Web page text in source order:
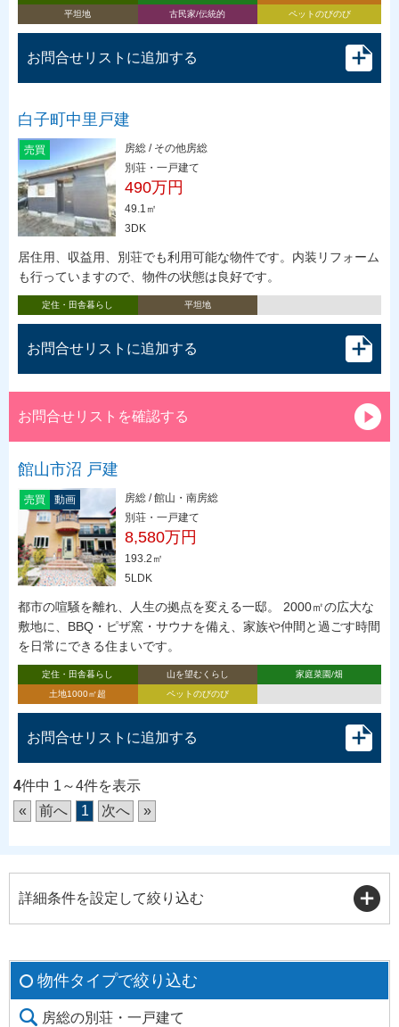
平坦地
古民家/伝統的 ペットのびのび
お問合せリストに追加する
白子町中里戸建
売買
房総 / その他房総
別荘・一戸建て
490万円
49.1㎡
3DK
居住用、収益用、別荘でも利用可能な物件です。内装リフォーム
も行っていますので、物件の状態は良好です。
定住・田舎暮らし 平坦地
お問合せリストに追加する
お問合せリストを確認する
館山市沼 戸建
売買 動画
房総 / 館山・南房総
別荘・一戸建て
8,580万円
193.2㎡
5LDK
都市の喧騒を離れ、人生の拠点を変える一邸。 2000㎡の広大な
敷地に、BBQ・ピザ窯・サウナを備え、家族や仲間と過ごす時間
を日常にできる住まいです。
定住・田舎暮らし 山を望むくらし
家庭菜園/畑
土地1000㎡超
ペットのびのび
お問合せリストに追加する
4件中 1～4件を表示
«
前へ 1 次へ »
詳細条件を設定して絞り込む
物件タイプで絞り込む
房総の別荘・一戸建て